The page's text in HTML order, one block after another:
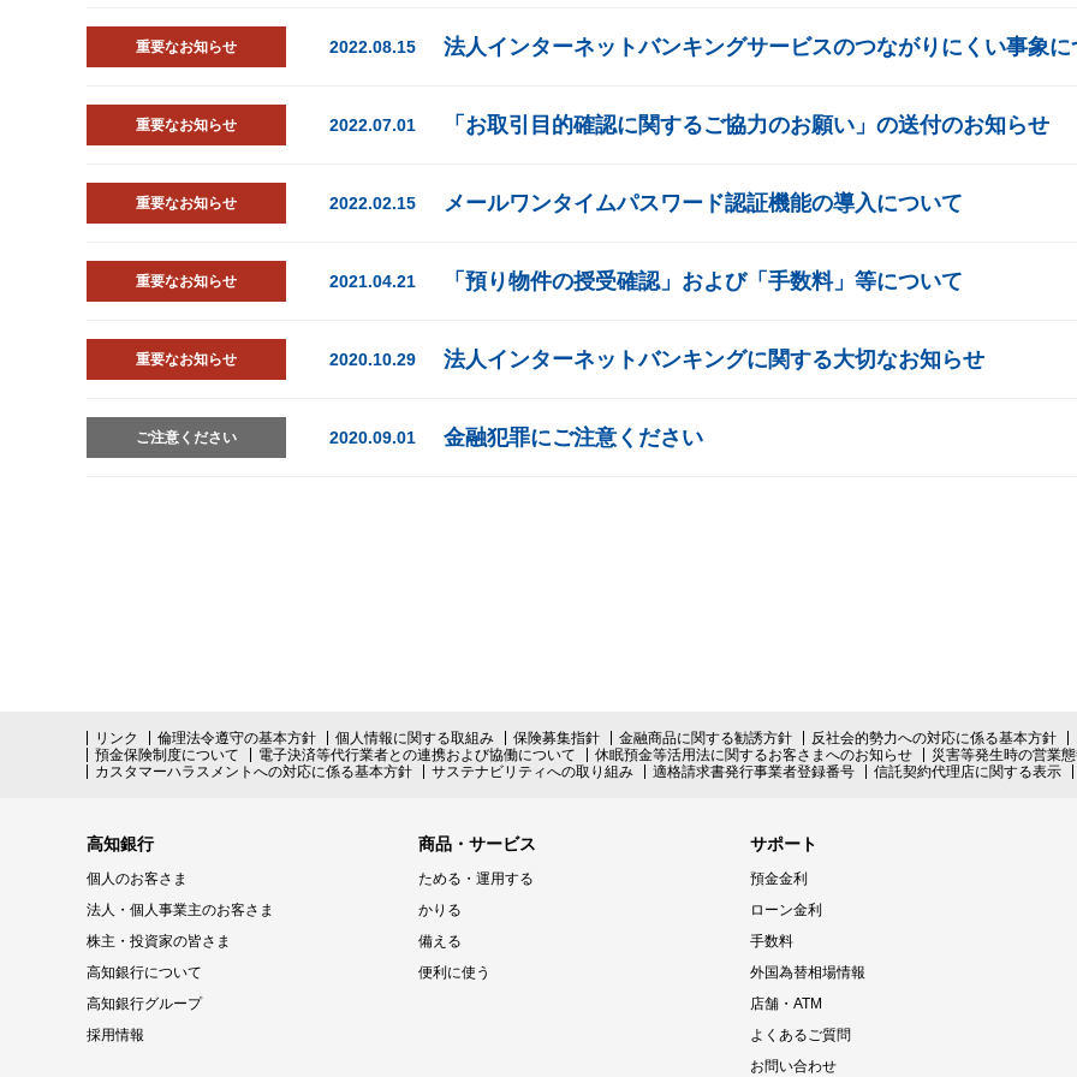
重要なお知らせ 2022.08.15 法人インターネットバンキングサービスのつながりにくい事象に
重要なお知らせ 2022.07.01 「お取引目的確認に関するご協力のお願い」の送付のお知らせ
重要なお知らせ 2022.02.15 メールワンタイムパスワード認証機能の導入について
重要なお知らせ 2021.04.21 「預り物件の授受確認」および「手数料」等について
重要なお知らせ 2020.10.29 法人インターネットバンキングに関する大切なお知らせ
ご注意ください 2020.09.01 金融犯罪にご注意ください
リンク 倫理法令遵守の基本方針 個人情報に関する取組み 保険募集指針 金融商品に関する勧誘方針 反社会的勢力への対応に係る基本方針
預金保険制度について
電子決済等代行業者との連携および協働について 休眠預金等活用法に関するお客さまへのお知らせ
災害等発生時の営業
カスタマーハラスメントへの対応に係る基本方針
サステナビリティへの取り組み 適格請求書発行事業者登録番号 信託契約代理店に関する表示
高知銀行
個人のお客さま
法人・個人事業主のお客さま
株主・投資家の皆さま
高知銀行について
高知銀行グループ
採用情報
商品・サービス
ためる・運用する
かりる
備える
便利に使う
サポート
預金金利
ローン金利
手数料
外国為替相場情報
店舗・ATM
よくあるご質問
お問い合わせ